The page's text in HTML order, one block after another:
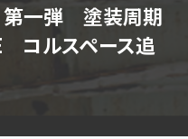
一弾 塗装周期
コルスペース追